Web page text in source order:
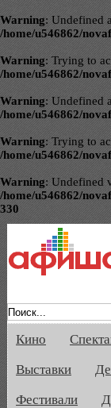
Warning: Undefined
/home/u546862/
Warning: Trying to
/home/u546862/
Warning: Undefined
/home/u546862/
Warning: Trying to
/home/u546862/
Warning: Undefined
/home/u546862/
330
Кино
Выставки
Фестивали